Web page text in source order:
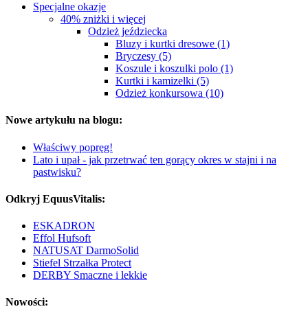
Specjalne okazje
40% zniżki i więcej
Odzież jeździecka
Bluzy i kurtki dresowe (1)
Bryczesy (5)
Koszule i koszulki polo (1)
Kurtki i kamizelki (5)
Odzież konkursowa (10)
Nowe artykułu na blogu:
Właściwy popręg!
Lato i upał - jak przetrwać ten gorący okres w stajni i na
pastwisku?
Odkryj EquusVitalis:
ESKADRON
Effol Hufsoft
NATUSAT DarmoSolid
Stiefel Strzałka Protect
DERBY Smaczne i lekkie
Nowości: